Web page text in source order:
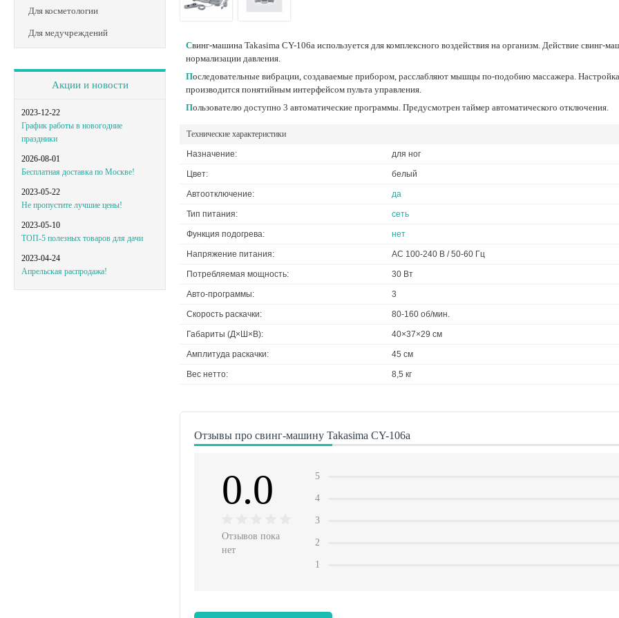
Для косметологии
Для медучреждений
Акции и новости
2023-12-22
График работы в новогодние
праздники
2026-08-01
Бесплатная доставка по Москве!
2023-05-22
Не пропустите лучшие цены!
2023-05-10
ТОП-5 полезных товаров для дачи
2023-04-24
Апрельская распродажа!
Свинг-машина Takasima CY-106a используется для комплексного воздействия на организм. Действие свинг-машины направлено на ускорение циркуляции крови, укрепления мышц,
нормализации давления.
Последовательные вибрации, создаваемые прибором, расслабляют мышцы по-подобию массажера. Настройка интенсивности воздействия, продолжительности сеанса и скорости
производится понятийным интерфейсом пульта управления.
Пользователю доступно 3 автоматические программы. Предусмотрен таймер автоматического отключения.
Технические характеристики
Назначение: для ног
Цвет: белый
Автоотключение: да
Тип питания: сеть
Функция подогрева: нет
Напряжение питания: AC 100-240 В / 50-60 Гц
Потребляемая мощность: 30 Вт
Авто-программы: 3
Скорость раскачки: 80-160 об/мин.
Габариты (Д×Ш×В): 40×37×29 см
Амплитуда раскачки: 45 см
Вес нетто: 8,5 кг
Отзывы про свинг-машину Takasima CY-106a
0.0
Отзывов пока
нет
5
4
3
2
1